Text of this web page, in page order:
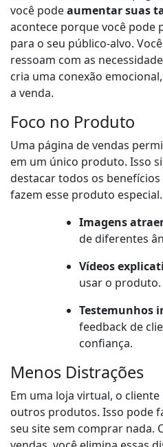
você podeaumentar suas
acontece porque você pode
para o seu público-alvo.
ressoam com as
cria uma conexão
a venda.
Foco no Produto
Uma página de vendas
em um único produto. Isso
destacar todos os
fazem esse produto
Imagens
de diferentes
Vídeos
usar o produto.
Testemunhos
feedback de
confiança.
Menos Distrações
Em uma loja virtual, o
outros produtos. Isso pode
seu site sem comprar nada.